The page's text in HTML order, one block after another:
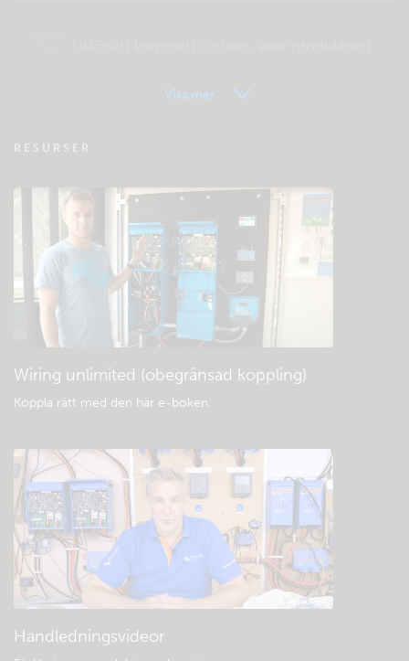
Kolla den gemensamma kunskapsbasen
Allmänna nedladdningar och dokument
Visa mer
RESURSER
Wiring unlimited (obegränsad koppling)
Koppla rätt med den här e-boken.
Handledningsvideor